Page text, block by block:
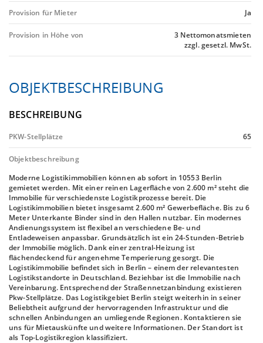
Provision für Mieter Ja
Provision in Höhe von
3 Nettomonatsmieten
zzgl. gesetzl. MwSt.
OBJEKTBESCHREIBUNG
BESCHREIBUNG
PKW-Stellplätze 65
Objektbeschreibung
Moderne Logistikimmobilien können ab sofort in 10553 Berlin
gemietet werden. Mit einer reinen Lagerfläche von 2.600 m² steht die
Immobilie für verschiedenste Logistikprozesse bereit. Die
Logistikimmobilien bietet insgesamt 2.600 m² Gewerbefläche. Bis zu 6
Meter Unterkante Binder sind in den Hallen nutzbar. Ein modernes
Andienungssystem ist flexibel an verschiedene Be- und
Entladeweisen anpassbar. Grundsätzlich ist ein 24-Stunden-Betrieb
der Immobilie möglich. Dank einer zentral-Heizung ist
flächendeckend für angenehme Temperierung gesorgt. Die
Logistikimmobilie befindet sich in Berlin – einem der relevantesten
Logistikstandorte in Deutschland. Beziehbar ist die Immobilie nach
Vereinbarung. Entsprechend der Straßennetzanbindung existieren
Pkw-Stellplätze. Das Logistikgebiet Berlin steigt weiterhin in seiner
Beliebtheit aufgrund der hervorragenden Infrastruktur und die
schnellen Anbindungen an umliegende Regionen. Kontaktieren sie
uns für Mietauskünfte und weitere Informationen. Der Standort ist
als Top-Logistikregion klassifiziert.